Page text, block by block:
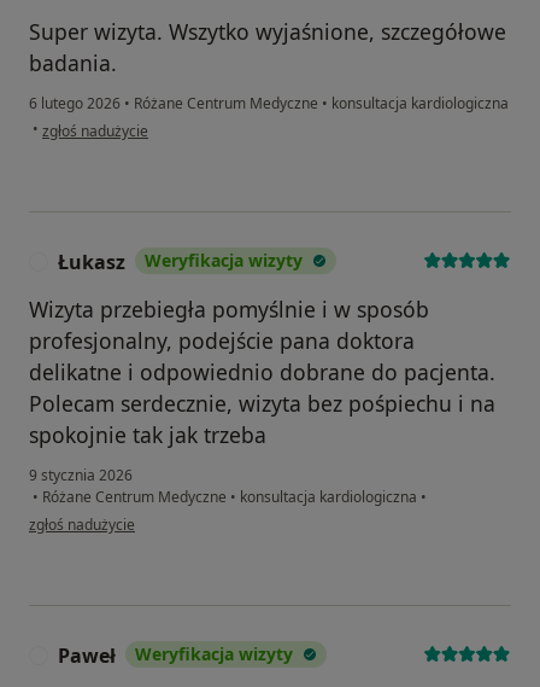
Super wizyta. Wszytko wyjaśnione, szczegółowe
badania.
6 lutego 2026 • Różane Centrum Medyczne • konsultacja kardiologiczna
• w opinii użytkownika K.p.
zgłoś nadużycie
Łukasz Weryfikacja wizyty
Wizyta przebiegła pomyślnie i w sposób
profesjonalny, podejście pana doktora
delikatne i odpowiednio dobrane do pacjenta.
Polecam serdecznie, wizyta bez pośpiechu i na
spokojnie tak jak trzeba
9 stycznia 2026
• Różane Centrum Medyczne • konsultacja kardiologiczna •
w opinii użytkownika Łukasz
zgłoś nadużycie
Paweł Weryfikacja wizyty